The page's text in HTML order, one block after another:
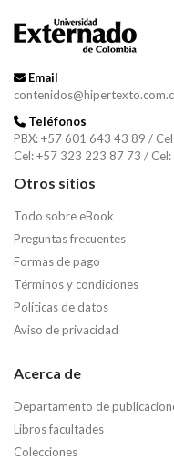
Email
Teléfonos
PBX: +57 601 643 43 89 /
Cel: +57 323 223 87 73 /
Otros sitios
Todo sobre eBook
Preguntas frecuentes
Formas de pago
Términos y condiciones
Políticas de datos
Aviso de privacidad
Acerca de
Departamento de
Libros facultades
Colecciones